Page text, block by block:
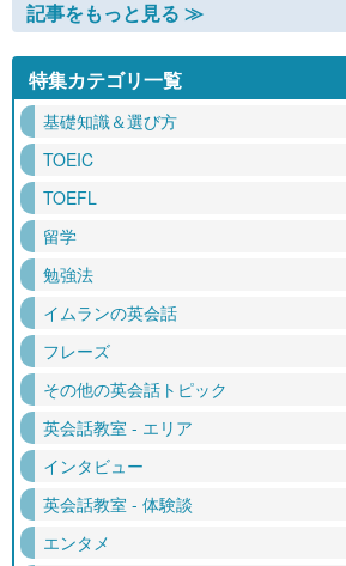
記事をもっと見る ≫
特集カテゴリ一覧
基礎知識＆選び方
TOEIC
TOEFL
留学
勉強法
イムランの英会話
フレーズ
その他の英会話トピック
英会話教室 - エリア
インタビュー
英会話教室 - 体験談
エンタメ